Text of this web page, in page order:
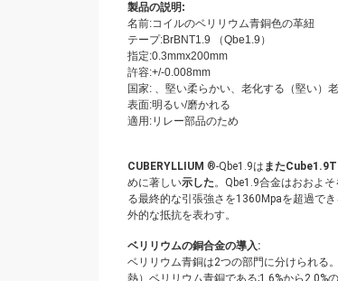
製品の説明:
名前:コイルのベリリウム青銅色の革紐
テープ:BrBNT1.9 （Qbe1.9）
指定:0.3mmx200mm
許容:+/-0.008mm
国家: 、堅い柔らかい、老化する（堅い）
表面:明るい/磨かれる
適用:リレー部品のため
CUBERYLLIUM ®-Qbe1.9は また
めに著しい示した。Qbe1.9合金はおおよ
る最終的な引張強さを1360Mpaを超過で
外的な抵抗を表わす。
ベリリウムの銅合金の導入:
ベリリウム青銅は2つの部門に分けられる
熱）ベリリウム青銅である;1.6%から2.0%